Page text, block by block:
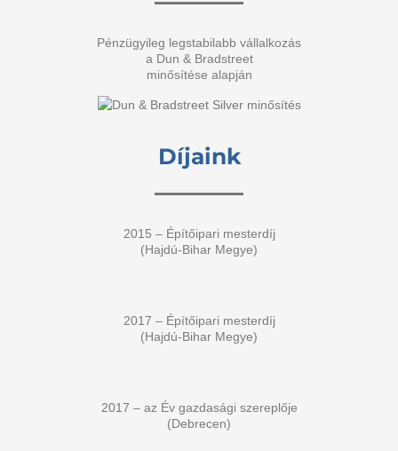
Pénzügyileg legstabilabb vállalkozás
a Dun & Bradstreet
minősítése alapján
Díjaink
2015 – Építőipari mesterdíj
(Hajdú-Bihar Megye)
2017 – Építőipari mesterdíj
(Hajdú-Bihar Megye)
2017 – az Év gazdasági szereplője
(Debrecen)